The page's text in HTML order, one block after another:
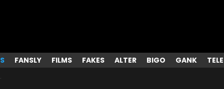
FANSLY FILMS FAKES ALTER BIGO GANK